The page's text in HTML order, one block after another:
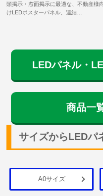
頭掲示・窓面掲示に最適な、不動産様
けLEDポスターパネル、連結…
LEDパネル・
商品一
サイズからLEDパ
A0サイズ